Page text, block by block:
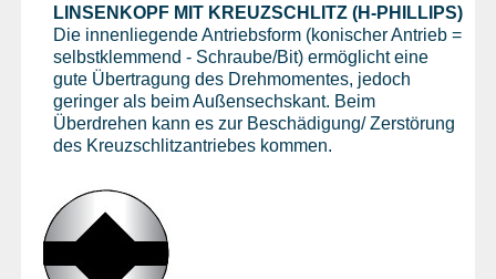
LINSENKOPF MIT KREUZSCHLITZ (H-PHILLIPS)
Die innenliegende Antriebsform (konischer Antrieb =
selbstklemmend - Schraube/Bit) ermöglicht eine
gute Übertragung des Drehmomentes, jedoch
geringer als beim Außensechskant. Beim
Überdrehen kann es zur Beschädigung/ Zerstörung
des Kreuzschlitzantriebes kommen.